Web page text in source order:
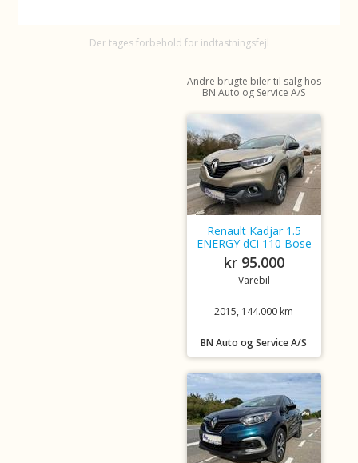
Der tages forbehold for indtastningsfejl
Andre brugte biler til salg hos
BN Auto og Service A/S
Renault Kadjar 1.5
ENERGY dCi 110 Bose
kr 95.000
Varebil
2015, 144.000 km
BN Auto og Service A/S